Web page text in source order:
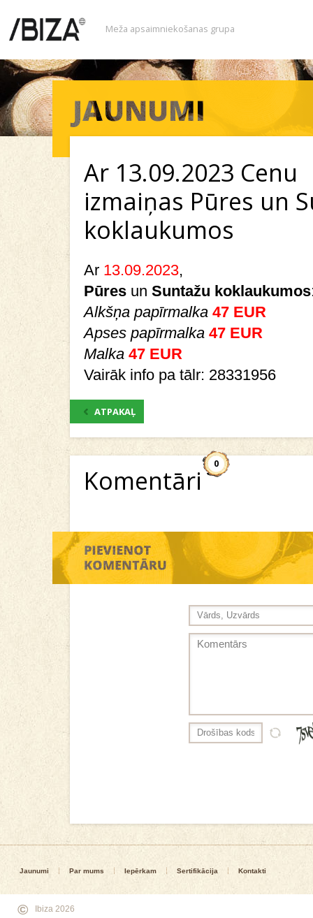
Meža apsaimniekošanas grupa
Ar 13.09.2023 Cenu
izmaiņas Pūres un
koklaukumos
Ar 13.09.2023,
Pūres un Suntažu koklaukumos
Alkšņa papīrmalka 47 EUR
Apses papīrmalka 47 EUR
Malka 47 EUR
Vairāk info pa tālr: 28331956
ATPAKAĻ
Komentāri
0
Jaunumi Par mums Iepērkam Sertifikācija Kontakti
© Ibiza 2026